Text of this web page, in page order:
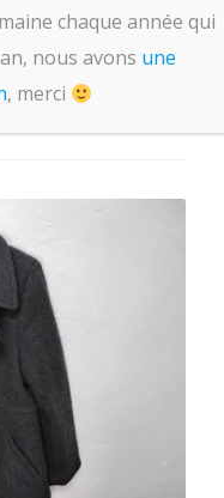
chaque année qui
nous avons une
, merci